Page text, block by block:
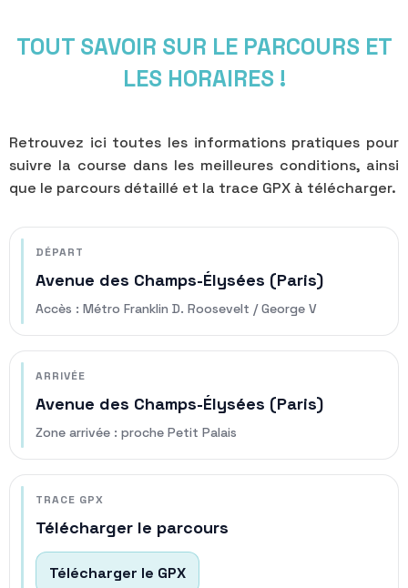
TOUT SAVOIR SUR LE PARCOURS ET
LES HORAIRES !
Retrouvez ici toutes les informations pratiques pour
suivre la course dans les meilleures conditions, ainsi
que le parcours détaillé et la trace GPX à télécharger.
DÉPART
Avenue des Champs-Élysées (Paris)
Accès : Métro Franklin D. Roosevelt / George V
ARRIVÉE
Avenue des Champs-Élysées (Paris)
Zone arrivée : proche Petit Palais
TRACE GPX
Télécharger le parcours
Télécharger le GPX